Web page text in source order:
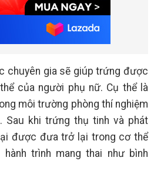
chuyên gia sẽ giúp trứng được
của người phụ nữ. Cụ thể là
môi trường phòng thí nghiệm
Sau khi trứng thụ tinh và phát
được đưa trở lại trong cơ thể
trình mang thai như bình